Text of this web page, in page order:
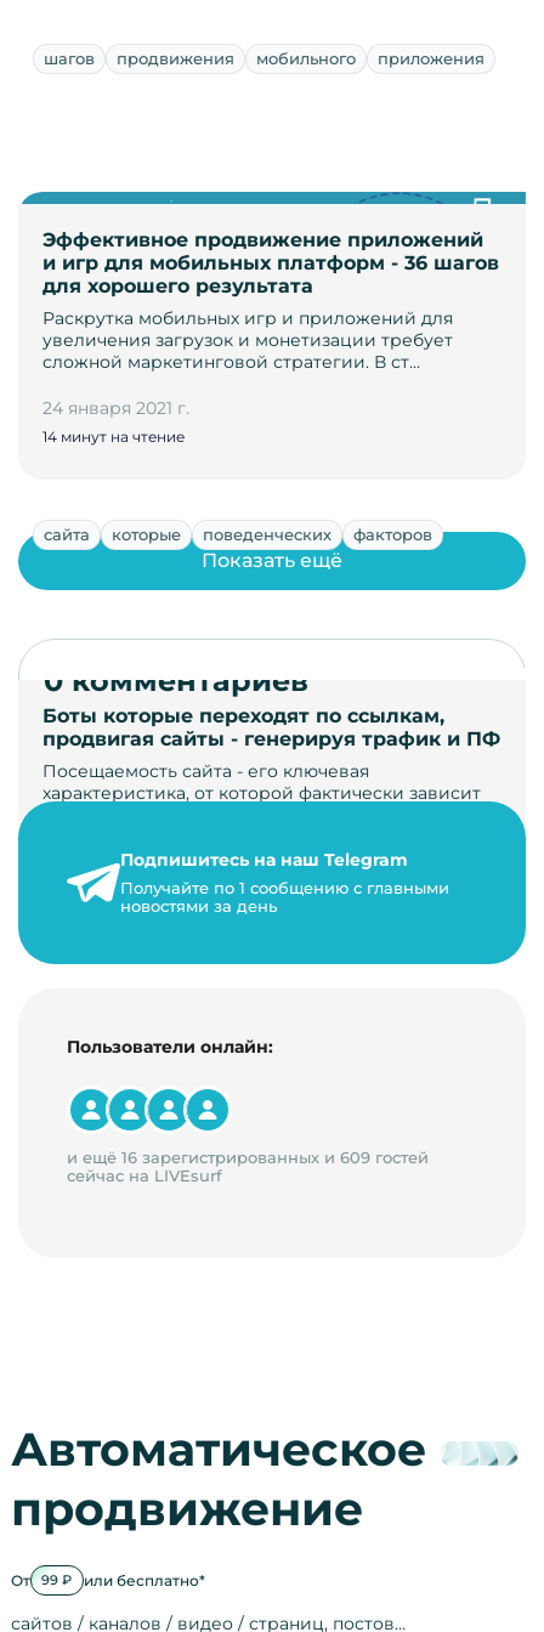
шагов продвижения мобильного приложения
Эффективное продвижение приложений
и игр для мобильных платформ - 36 шагов
для хорошего результата
Раскрутка мобильных игр и приложений для
увеличения загрузок и монетизации требует
сложной маркетинговой стратегии. В ст…
24 января 2021 г.
14 минут на чтение
сайта которые поведенческих факторов
Боты которые переходят по ссылкам,
продвигая сайты - генерируя трафик и ПФ
Посещаемость сайта - его ключевая
характеристика, от которой фактически зависит
22 мая 2024 г.
9 минут на чтение
Показать ещё
0 комментариев
Подпишитесь на наш Telegram
Получайте по 1 сообщению с главными
новостями за день
Пользователи онлайн:
и ещё 16 зарегистрированных и 609 гостей
сейчас на LIVEsurf
Автоматическое
продвижение
От 99 ₽ или бесплатно*
сайтов / каналов / видео / страниц, постов…